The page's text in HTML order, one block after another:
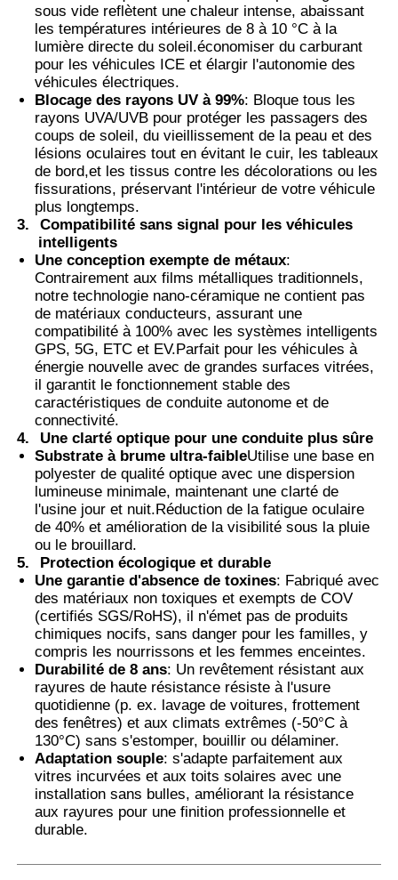
Film PVB thermochrome
sous vide reflètent une chaleur intense, abaissant
les températures intérieures de 8 à 10 °C à la
lumière directe du soleil.économiser du carburant
pour les véhicules ICE et élargir l'autonomie des
véhicules électriques.
Blocage des rayons UV à 99%: Bloque tous les
rayons UVA/UVB pour protéger les passagers des
coups de soleil, du vieillissement de la peau et des
lésions oculaires tout en évitant le cuir, les tableaux
de bord,et les tissus contre les décolorations ou les
fissurations, préservant l'intérieur de votre véhicule
plus longtemps.
3.
Compatibilité sans signal pour les véhicules
intelligents
Une conception exempte de métaux:
Contrairement aux films métalliques traditionnels,
notre technologie nano-céramique ne contient pas
de matériaux conducteurs, assurant une
compatibilité à 100% avec les systèmes intelligents
GPS, 5G, ETC et EV.Parfait pour les véhicules à
énergie nouvelle avec de grandes surfaces vitrées,
il garantit le fonctionnement stable des
caractéristiques de conduite autonome et de
connectivité.
4.
Une clarté optique pour une conduite plus sûre
Substrate à brume ultra-faibleUtilise une base en
polyester de qualité optique avec une dispersion
lumineuse minimale, maintenant une clarté de
l'usine jour et nuit.Réduction de la fatigue oculaire
de 40% et amélioration de la visibilité sous la pluie
ou le brouillard.
5.
Protection écologique et durable
Une garantie d'absence de toxines: Fabriqué avec
des matériaux non toxiques et exempts de COV
(certifiés SGS/RoHS), il n'émet pas de produits
chimiques nocifs, sans danger pour les familles, y
compris les nourrissons et les femmes enceintes.
Durabilité de 8 ans: Un revêtement résistant aux
rayures de haute résistance résiste à l'usure
quotidienne (p. ex. lavage de voitures, frottement
des fenêtres) et aux climats extrêmes (-50°C à
130°C) sans s'estomper, bouillir ou délaminer.
Adaptation souple: s'adapte parfaitement aux
vitres incurvées et aux toits solaires avec une
installation sans bulles, améliorant la résistance
aux rayures pour une finition professionnelle et
durable.